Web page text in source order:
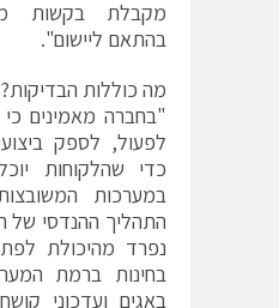
מקבלת בקשות
בהתאם ליישום".
מה כוללות הבדיקות?
"בחברה מאמינים כי
לפעול, לספק
כדי שהלקוחות
במערכות
התהליך ההנדסי של
נפרד מהיכולת
באגים ועדכוני